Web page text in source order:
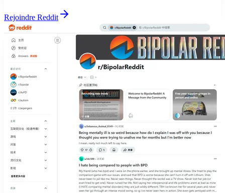
Rejoindre Reddit